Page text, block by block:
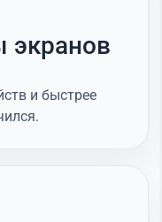
экранов
и быстрее